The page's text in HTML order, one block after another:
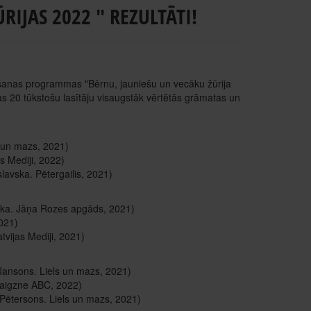
2022 " REZULTĀTI!
programmas "Bērnu, jauniešu un vecāku žūrija
20 tūkstošu lasītāju visaugstāk vērtētās grāmatas un
mazs, 2021)
Mediji, 2022)
Pētergailis, 2021)
Jāņa Rozes apgāds, 2021)
Mediji, 2021)
Liels un mazs, 2021)
ABC, 2022)
Liels un mazs, 2021)